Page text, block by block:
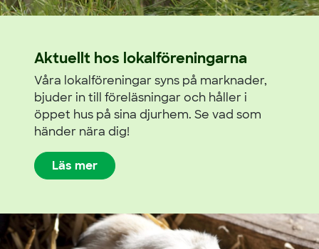
Aktuellt hos lokalföreningarna
Våra lokalföreningar syns på marknader,
bjuder in till föreläsningar och håller i
öppet hus på sina djurhem. Se vad som
händer nära dig!
Läs mer